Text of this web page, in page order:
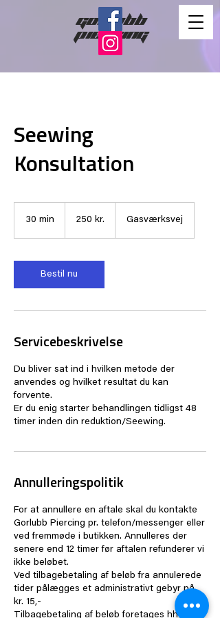
gorlubb
piercing
Seewing
Konsultation
30 min
i
n
kroner250 kr. Gasværksvej
Bestil nu
Servicebeskrivelse
Du bliver sat ind i hvilken metode der
anvendes og hvilket resultat du kan
forvente.
Er du enig starter behandlingen tidligst 48
timer inden din reduktion/Seewing.
Annulleringspolitik
For at annullere en aftale skal du kontakte
Gorlubb Piercing pr. telefon/messenger eller
ved fremmøde i butikken. Annulleres der
senere end 12 timer før aftalen refunderer vi
ikke beløbet.
Ved tilbagebetaling af beløb fra annulerede
tider pålægges et administrativt gebyr på
kr. 15,-
Tilbagebetaling af beløb foretages hhv. d. 1.